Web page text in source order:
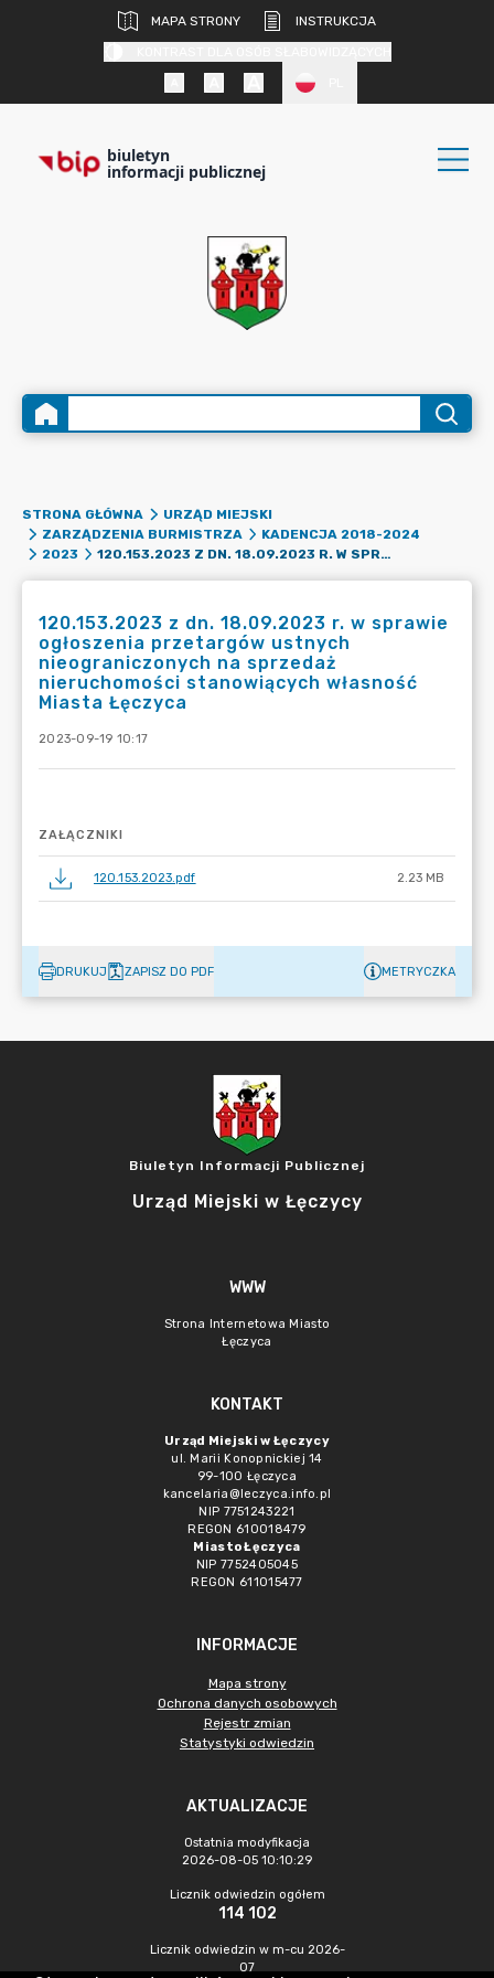
MAPA STRONY
INSTRUKCJA
biuletyn
informacji publicznej
STRONA GŁÓWNA
URZĄD MIEJSKI
ZARZĄDZENIA BURMISTRZA
KADENCJA 2018-2024
2023
120.153.2023 Z DN. 18.09.2023 R. W SPRAWIE OGŁOSZENIA PRZETARGÓW USTNYCH NIEOGRANICZONYCH NA SPRZEDAŻ NIERUCHOMOŚCI STANOWIĄCYCH WŁASNOŚĆ MIASTA ŁĘCZYCA
120.153.2023 z dn. 18.09.2023 r. w sprawie
ogłoszenia przetargów ustnych
nieograniczonych na sprzedaż
nieruchomości stanowiących własność
Miasta Łęczyca
2023-09-19 10:17
ZAŁĄCZNIKI
120.153.2023.pdf 2.23 MB
DRUKUJ ZAPISZ DO PDF METRYCZKA
Biuletyn Informacji Publicznej
Urząd Miejski w Łęczycy
WWW
Strona Internetowa Miasto
Łęczyca
KONTAKT
Urząd Miejski w Łęczycy
ul. Marii Konopnickiej 14
99-100 Łęczyca
kancelaria@leczyca.info.pl
NIP 7751243221
REGON 610018479
Miasto Łęczyca
NIP 7752405045
REGON 611015477
INFORMACJE
Mapa strony
Ochrona danych osobowych
Rejestr zmian
Statystyki odwiedzin
AKTUALIZACJE
Ostatnia modyfikacja
2026-08-05 10:10:29
Licznik odwiedzin ogółem
114 102
Licznik odwiedzin w m-cu 2026-
07